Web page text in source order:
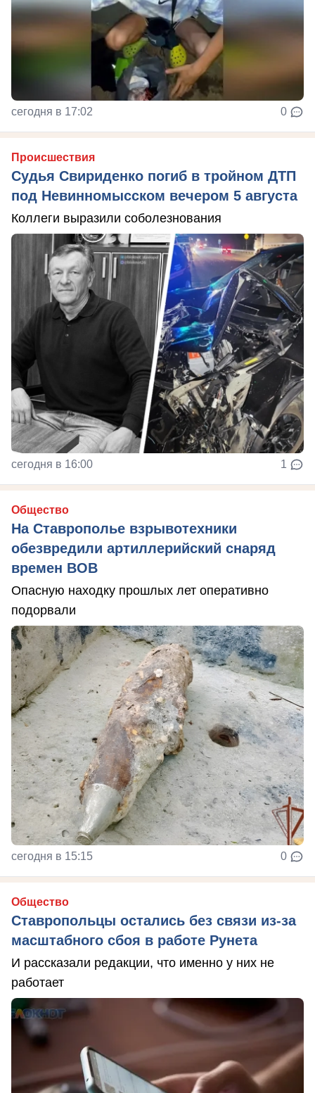
сегодня в 17:02 0
Происшествия
Судья Свириденко погиб в тройном ДТП
под Невинномысском вечером 5 августа
Коллеги выразили соболезнования
сегодня в 16:00 1
Общество
На Ставрополье взрывотехники
обезвредили артиллерийский снаряд
времен ВОВ
Опасную находку прошлых лет оперативно
подорвали
сегодня в 15:15 0
Общество
Ставропольцы остались без связи из-за
масштабного сбоя в работе Рунета
И рассказали редакции, что именно у них не
работает